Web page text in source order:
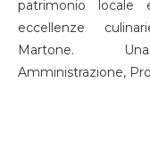
patrimonio
eccellenze
Martone. Una
Amministrazione,